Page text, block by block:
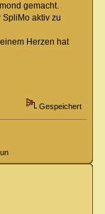
gemacht.
aktiv zu
Herzen hat
Gespeichert